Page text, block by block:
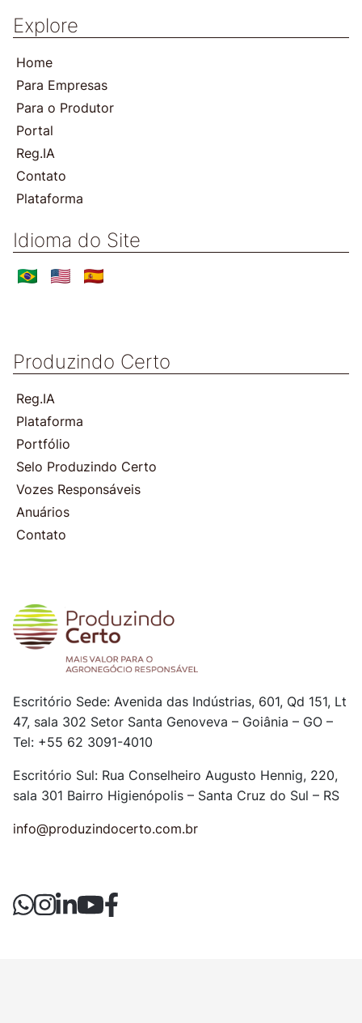
Explore
Home
Para Empresas
Para o Produtor
Portal
Reg.IA
Contato
Plataforma
Idioma do Site
Produzindo Certo
Reg.IA
Plataforma
Portfólio
Selo Produzindo Certo
Vozes Responsáveis
Anuários
Contato
Escritório Sede: Avenida das Indústrias, 601, Qd 151, Lt
47, sala 302 Setor Santa Genoveva – Goiânia – GO –
Tel: +55 62 3091-4010
Escritório Sul: Rua Conselheiro Augusto Hennig, 220,
sala 301 Bairro Higienópolis – Santa Cruz do Sul – RS
info@produzindocerto.com.br